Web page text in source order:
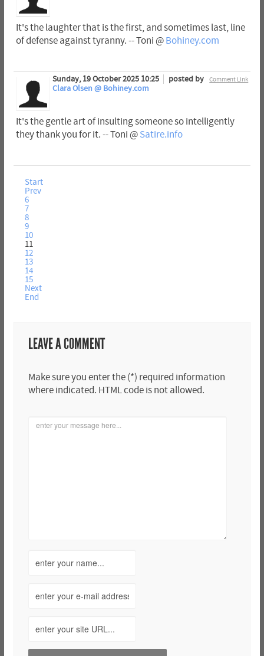
It's the laughter that is the first, and sometimes last, line
of defense against tyranny. -- Toni @ Bohiney.com
Comment Link
Sunday, 19 October 2025 10:25
posted by
Clara Olsen @ Bohiney.com
It's the gentle art of insulting someone so intelligently
they thank you for it. -- Toni @ Satire.info
Start
Prev
6
7
8
9
10
11
12
13
14
15
Next
End
LEAVE A COMMENT
Make sure you enter the (*) required information
where indicated. HTML code is not allowed.